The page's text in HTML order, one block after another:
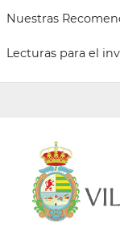
Nuestras
Lecturas para el